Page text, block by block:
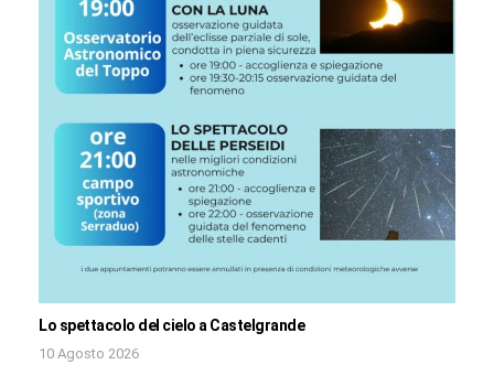
Lo spettacolo del cielo a Castelgrande
10 Agosto 2026